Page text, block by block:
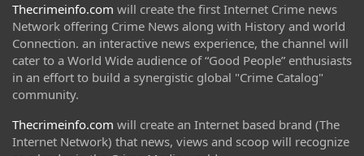
Thecrimeinfo.com will create the first Internet Crime news
Network offering Crime News along with History and world
Connection. an interactive news experience, the channel will
cater to a World Wide audience of “Good People” enthusiasts
in an effort to build a synergistic global "Crime Catalog"
community.
Thecrimeinfo.com will create an Internet based brand (The
Internet Network) that news, views and scoop will recognize